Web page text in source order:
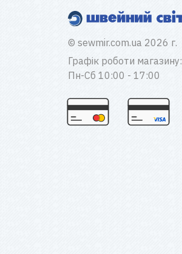
© sewmir.com.ua 2026 г.
Графік роботи магазину:
Пн-Сб 10:00 - 17:00